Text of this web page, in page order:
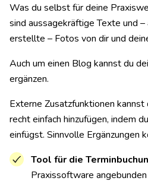
Was du selbst für deine
sind aussagekräftige Texte und
erstellte – Fotos von dir und
Auch um einen Blog kannst du
ergänzen.
Externe Zusatzfunktionen
recht einfach hinzufügen, indem
einfügst. Sinnvolle Ergänzungen
Tool für die
Praxissoftware